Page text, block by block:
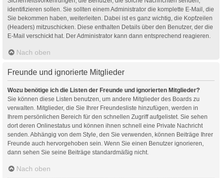
identifizieren sollen. Sie sollten einem Administrator die komplette E-Mail, die
Sie bekommen haben, weiterleiten. Dabei ist es ganz wichtig, die Kopfzeilen
(Headers) mitzuschicken. Diese enthalten Details über den Benutzer, der die
E-Mail verschickt hat. Der Administrator kann dann entsprechend reagieren.
Nach oben
Freunde und ignorierte Mitglieder
Wozu benötige ich die Listen der Freunde und ignorierten Mitglieder?
Sie können diese Listen benutzen, um andere Mitglieder des Boards zu
verwalten. Mitglieder, die Sie Ihrer Freundesliste hinzufügen, werden in
Ihrem persönlichen Bereich für den schnellen Zugriff aufgelistet. Sie sehen
dort deren Onlinestatus und können ihnen schnell eine Private Nachricht
senden. Abhängig von dem Style, den Sie verwenden, können Beiträge Ihrer
Freunde auch hervorgehoben sein. Wenn Sie einen Benutzer ignorieren,
dann sehen Sie seine Beiträge standardmäßig nicht.
Nach oben